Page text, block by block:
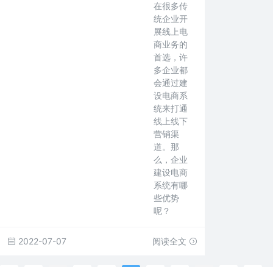
在很多传
统企业开
展线上电
商业务的
首选，许
多企业都
会通过建
设电商系
统来打通
线上线下
营销渠
道。那
么，企业
建设电商
系统有哪
些优势
呢？
2022-07-07 阅读全文